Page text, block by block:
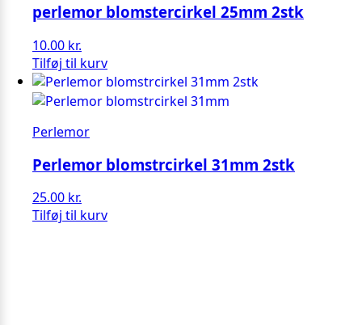
perlemor blomstercirkel 25mm 2stk
10.00 kr.
Tilføj til kurv
Perlemor
Perlemor blomstrcirkel 31mm 2stk
25.00 kr.
Tilføj til kurv